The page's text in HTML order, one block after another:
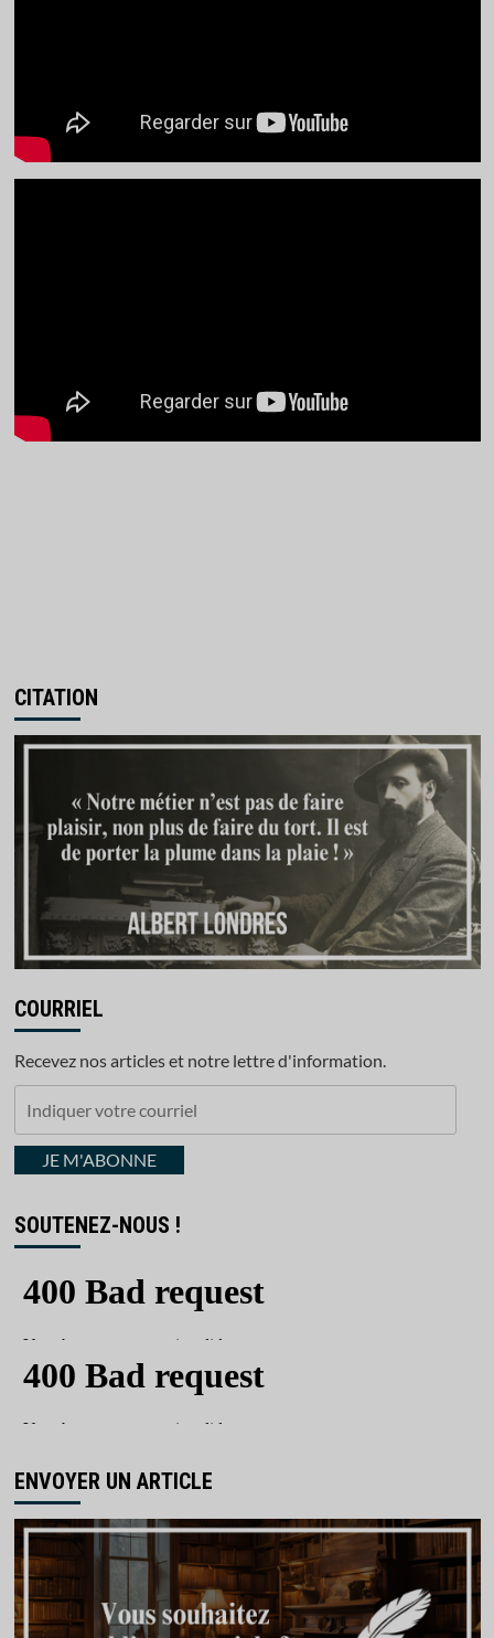
CITATION
COURRIEL
Recevez nos articles et notre lettre d'information.
courrielJE M'ABONNE
SOUTENEZ-NOUS !
ENVOYER UN ARTICLE